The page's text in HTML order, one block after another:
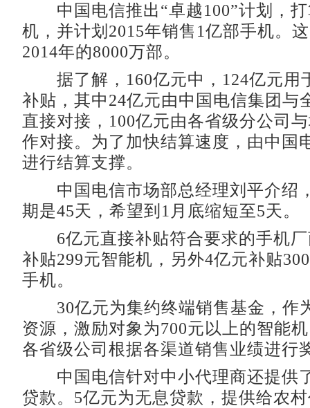
中国电信推出“卓越100”计划，打
机，并计划2015年销售1亿部手机。
2014年的8000万部。
据了解，160亿元中，124亿元用
补贴，其中24亿元由中国电信集团与
直接对接，100亿元由各省级分公司
作对接。为了加快结算速度，由中国
进行结算支撑。
中国电信市场部总经理刘平介绍
期是45天，希望到1月底缩短至5天。
6亿元直接补贴符合要求的手机厂
补贴299元智能机，另外4亿元补贴
手机。
30亿元为集约终端销售基金，作
资源，激励对象为700元以上的智能
各省级公司根据各渠道销售业绩进行
中国电信针对中小代理商还提供
贷款。5亿元为无息贷款，提供给农